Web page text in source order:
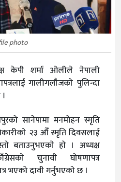
photo
केपी शर्मा ओलीले नेपाली
गालीगलौजको पुलिन्दा
सानेपामा मनमोहन स्मृति
२३ औँ स्मृति दिवसलाई
बताउनुभएकाे हाे । अध्यक्ष
चुनावी घोषणापत्र
भएको दावी गर्नुभएको छ ।